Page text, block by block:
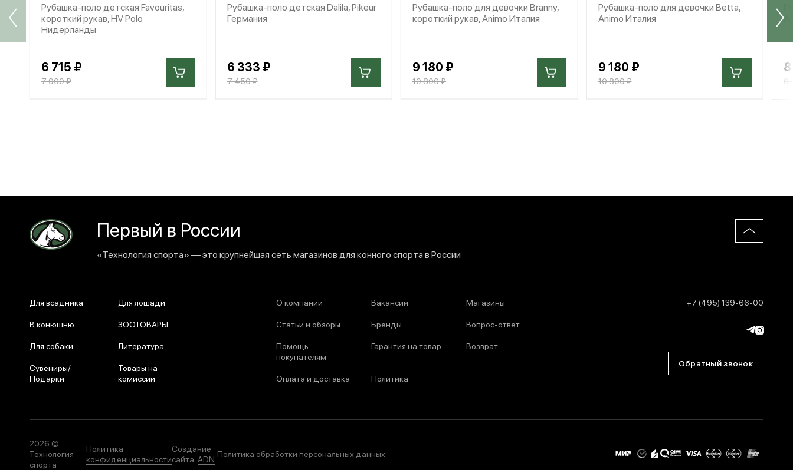
Рубашка-поло детская Favouritas,
короткий рукав, HV Polo
Нидерланды
6 715 ₽
7 900 ₽
Рубашка-поло детская Dalila, Pikeur
Германия
6 333 ₽
7 450 ₽
Рубашка-поло для девочки Branny,
короткий рукав, Animo Италия
9 180 ₽
10 800 ₽
Рубашка-поло для девочки Betta,
Animo Италия
9 180 ₽
10 800 ₽ 9
Первый в России
«Технология спорта» — это крупнейшая сеть магазинов для конного спорта в России
Для всадника Для лошади
В конюшню ЗООТОВАРЫ
Для собаки Литература
Сувениры/
Подарки
Товары на
комиссии
О компании Вакансии Магазины
Статьи и обзоры Бренды Вопрос-ответ
Помощь
покупателям
Гарантия на товар Возврат
Оплата и доставка Политика
+7 (495) 139-66-00
Обратный звонок
2026 ©
Технология
спорта
Политика
конфиденциальности
Создание
сайта: ADN Политика обработки персональных данных